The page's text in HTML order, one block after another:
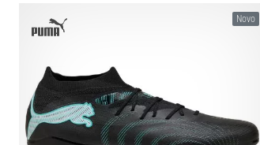
39 40 40½ 41 42 42½ 43 44 44½ 45 46 46½ 47 48½
Novo